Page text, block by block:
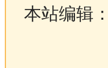
本站编辑